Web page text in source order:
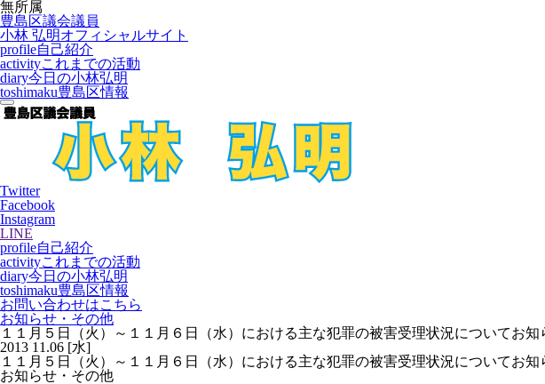
無所属
豊島区議会議員
小林 弘明オフィシャルサイト
profile自己紹介
activityこれまでの活動
diary今日の小林弘明
toshimaku豊島区情報
Twitter
Facebook
Instagram
LINE
profile自己紹介
activityこれまでの活動
diary今日の小林弘明
toshimaku豊島区情報
お問い合わせはこちら
お知らせ・その他
１１月５日（火）～１１月６日（水）における主な犯罪の被害受理状況についてお知
2013 11.06 [水]
１１月５日（火）～１１月６日（水）における主な犯罪の被害受理状況についてお知
お知らせ・その他